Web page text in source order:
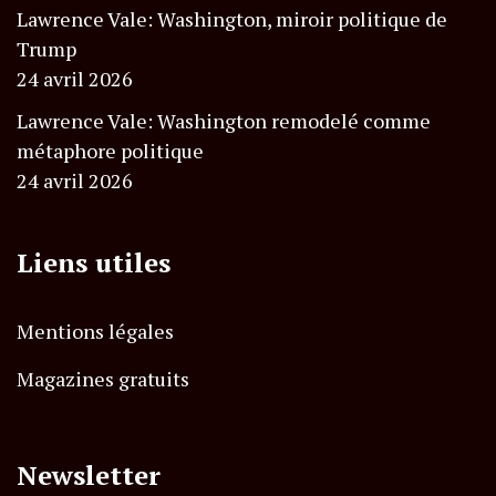
Lawrence Vale: Washington, miroir politique de
Trump
24 avril 2026
Lawrence Vale: Washington remodelé comme
métaphore politique
24 avril 2026
Liens utiles
Mentions légales
Magazines gratuits
Newsletter